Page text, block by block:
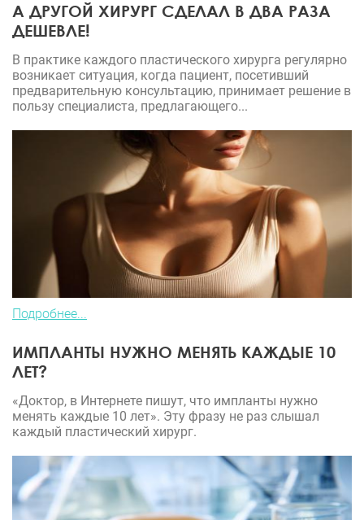
А ДРУГОЙ ХИРУРГ СДЕЛАЛ В ДВА РАЗА
ДЕШЕВЛЕ!
В практике каждого пластического хирурга регулярно
возникает ситуация, когда пациент, посетивший
предварительную консультацию, принимает решение в
пользу специалиста, предлагающего...
Подробнее...
ИМПЛАНТЫ НУЖНО МЕНЯТЬ КАЖДЫЕ 10
ЛЕТ?
«Доктор, в Интернете пишут, что импланты нужно
менять каждые 10 лет». Эту фразу не раз слышал
каждый пластический хирург.